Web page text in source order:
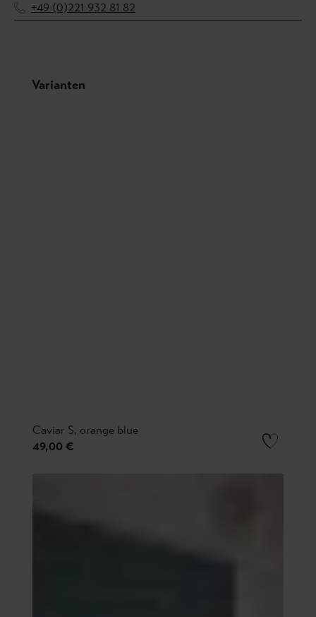
+49 (0)221 932 81 82
Produktgalerie überspringen
Varianten
Caviar S, orange blue
49,00 €